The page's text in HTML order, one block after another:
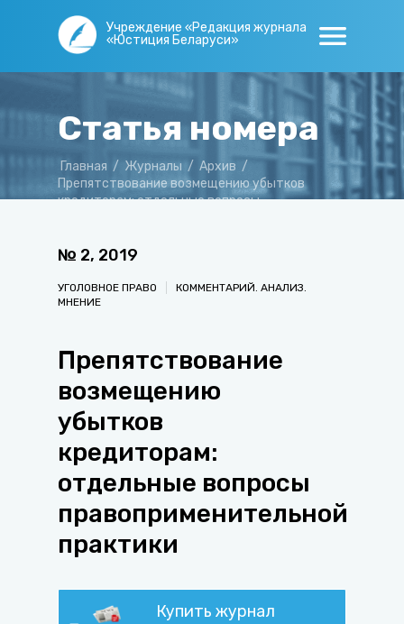
Учреждение «Редакция журнала
«Юстиция Беларуси»
Статья номера
Главная / Журналы / Архив /
Препятствование возмещению убытков
кредиторам: отдельные вопросы
№ 2, 2019
УГОЛОВНОЕ ПРАВО
КОММЕНТАРИЙ. АНАЛИЗ.
МНЕНИЕ
Препятствование
возмещению
убытков
кредиторам:
отдельные вопросы
правоприменительной
практики
Купить журнал